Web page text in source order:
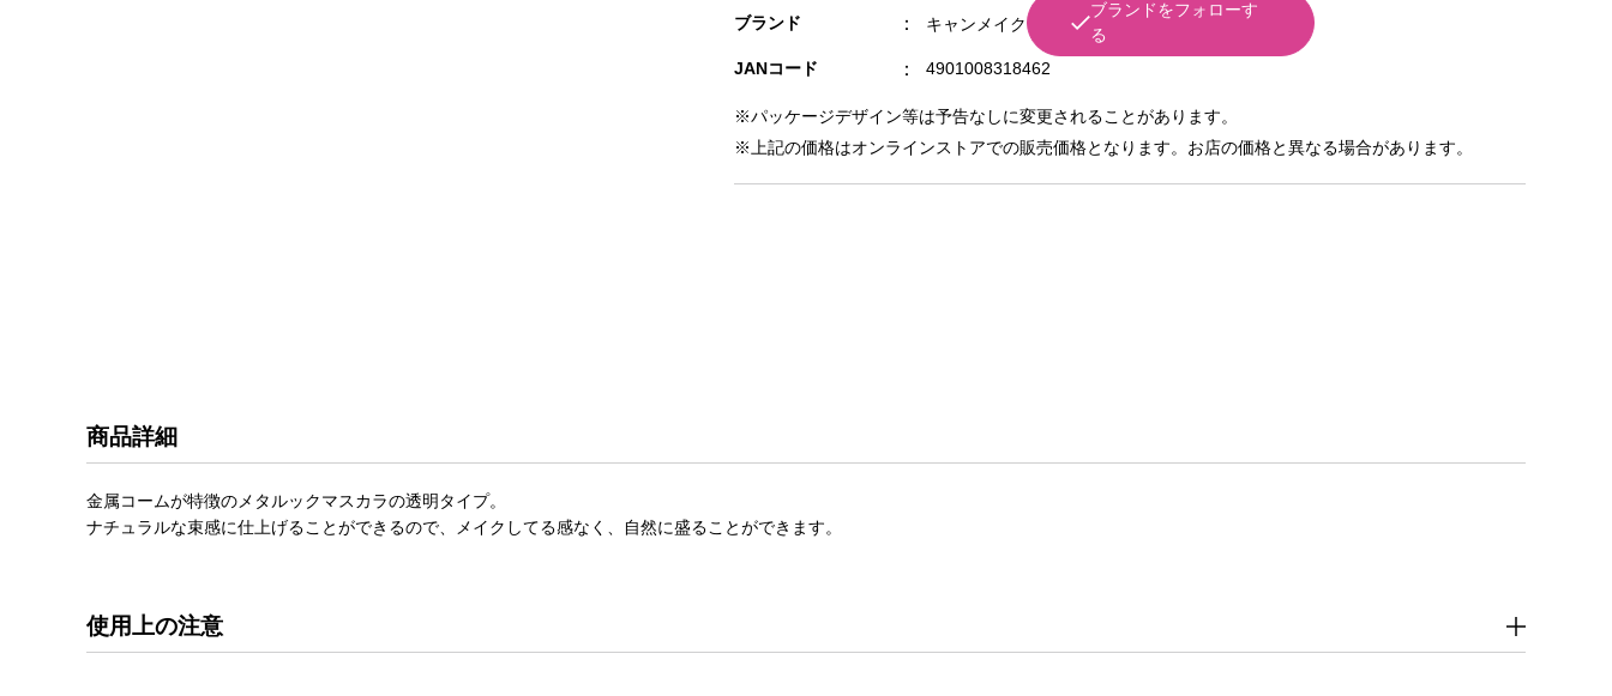
ブランド キャンメイク
ブランドをフォローす
る
JANコード
4901008318462
※パッケージデザイン等は予告なしに変更されることがあります。
※上記の価格はオンラインストアでの販売価格となります。お店の価格と異なる場合があります。
商品詳細
金属コームが特徴のメタルックマスカラの透明タイプ。
ナチュラルな束感に仕上げることができるので、メイクしてる感なく、自然に盛ることができます。
使用上の注意